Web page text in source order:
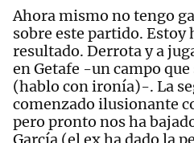
Ahora mismo no tengo
sobre este partido. Estoy
resultado. Derrota y a
en Getafe -un campo que
(hablo con ironía)-. La
comenzado ilusionante
pero pronto nos ha
García (el ex ha dado la